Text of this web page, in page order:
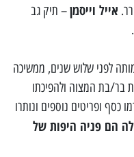
אייל וייסמן– תיק גב
לפני שלוש שנים, ממשיכה
בר/בת המצוה ולהפיכתו
כסף ופריטים נוספים ונותרו
הם פניה היפות של